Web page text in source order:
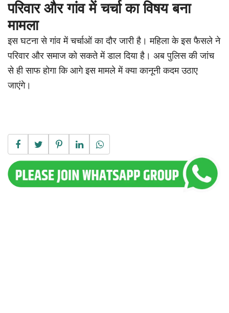
परिवार और गांव में चर्चा का विषय बना
मामला
इस घटना से गांव में चर्चाओं का दौर जारी है। महिला के इस फैसले ने
परिवार और समाज को सकते में डाल दिया है। अब पुलिस की जांच
से ही साफ होगा कि आगे इस मामले में क्या कानूनी कदम उठाए
जाएंगे।